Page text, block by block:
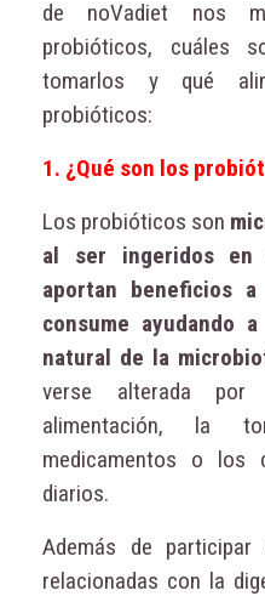
de noVadiet nos
probióticos, cuáles
tomarlos y qué
probióticos:
1. ¿Qué son los
Los probióticos son
al ser ingeridos en
aportan beneficios
consume ayudando
natural de la
verse alterada
alimentación, la
medicamentos o los
diarios.
Además de
relacionadas con la